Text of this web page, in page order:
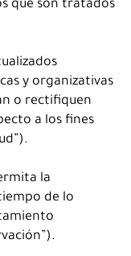
que son tratados
y organizativas
o rectifiquen
a los fines
la
de lo